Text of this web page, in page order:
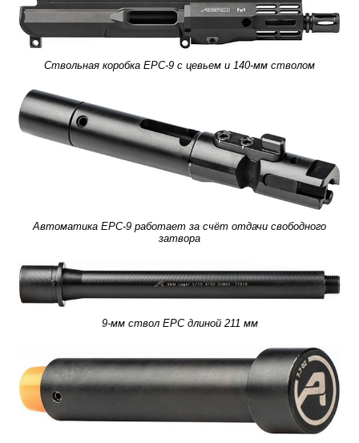
Ствольная коробка EPC-9 с цевьем и 140-мм стволом
Автоматика EPC-9 работает за счёт отдачи свободного
затвора
9-мм ствол EPC длиной 211 мм